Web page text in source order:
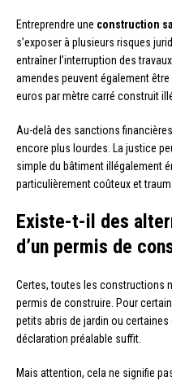
Entreprendre une construction
s’exposer à plusieurs risques
entraîner l’interruption des
amendes peuvent également
euros par mètre carré construit
Au-delà des sanctions
encore plus lourdes. La justice
simple du bâtiment illégalement
particulièrement coûteux et
Existe-t-il des
d’un permis de
Certes, toutes les constructions
permis de construire. Pour
petits abris de jardin ou
déclaration préalable suffit.
Mais attention, cela ne signifie